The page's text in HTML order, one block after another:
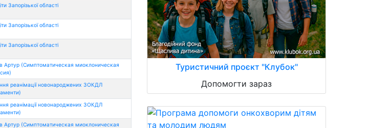
Запорізької області
Запорізької області
Запорізької області
Артур (Симптоматическая миоклоническая
реанімації новонароджених ЗОКДЛ
реанімації новонароджених ЗОКДЛ
Артур (Симптоматическая миоклоническая
Туристичний проєкт "Клубок"
Допомогти зараз